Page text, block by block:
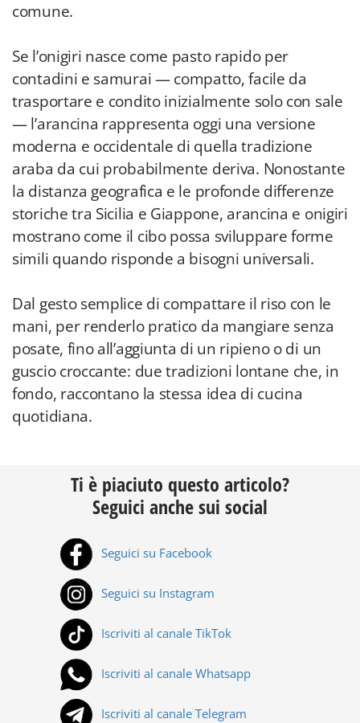
comune.
Se l’onigiri nasce come pasto rapido per
contadini e samurai — compatto, facile da
trasportare e condito inizialmente solo con sale
— l’arancina rappresenta oggi una versione
moderna e occidentale di quella tradizione
araba da cui probabilmente deriva. Nonostante
la distanza geografica e le profonde differenze
storiche tra Sicilia e Giappone, arancina e onigiri
mostrano come il cibo possa sviluppare forme
simili quando risponde a bisogni universali.
Dal gesto semplice di compattare il riso con le
mani, per renderlo pratico da mangiare senza
posate, fino all’aggiunta di un ripieno o di un
guscio croccante: due tradizioni lontane che, in
fondo, raccontano la stessa idea di cucina
quotidiana.
Ti è piaciuto questo articolo?
Seguici anche sui social
Seguici su Facebook
Seguici su Instagram
Iscriviti al canale TikTok
Iscriviti al canale Whatsapp
Iscriviti al canale Telegram